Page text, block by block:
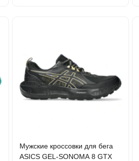
Мужские кроссовки для бега
ASICS GEL-SONOMA 8 GTX